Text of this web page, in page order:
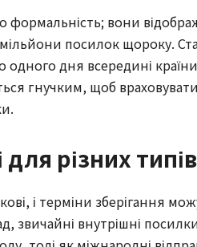
формальність; вони
посилок щороку.
одного дня всередині
гнучким, щоб
для різних
і терміни зберігання
звичайні внутрішні